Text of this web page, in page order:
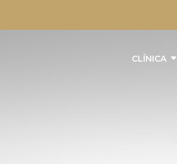
CLÍNICA